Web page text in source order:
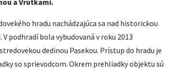
a Vrútkami.
hradu nachádzajúca sa nad historickou
podhradí bola vybudovaná v roku 2013
dedinou Pasekou. Prístup do hradu je
so sprievodcom. Okrem prehliadky objektu sú